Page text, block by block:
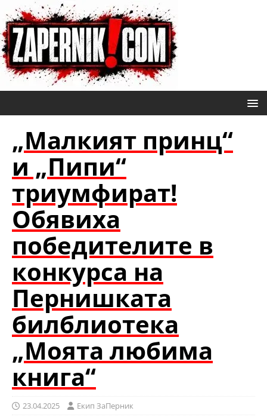
„Малкият принц“
и „Пипи“
триумфират!
Обявиха
победителите в
конкурса на
Пернишката
билблиотека
„Моята любима
книга“
23.04.2025 Eкип ЗаПерник